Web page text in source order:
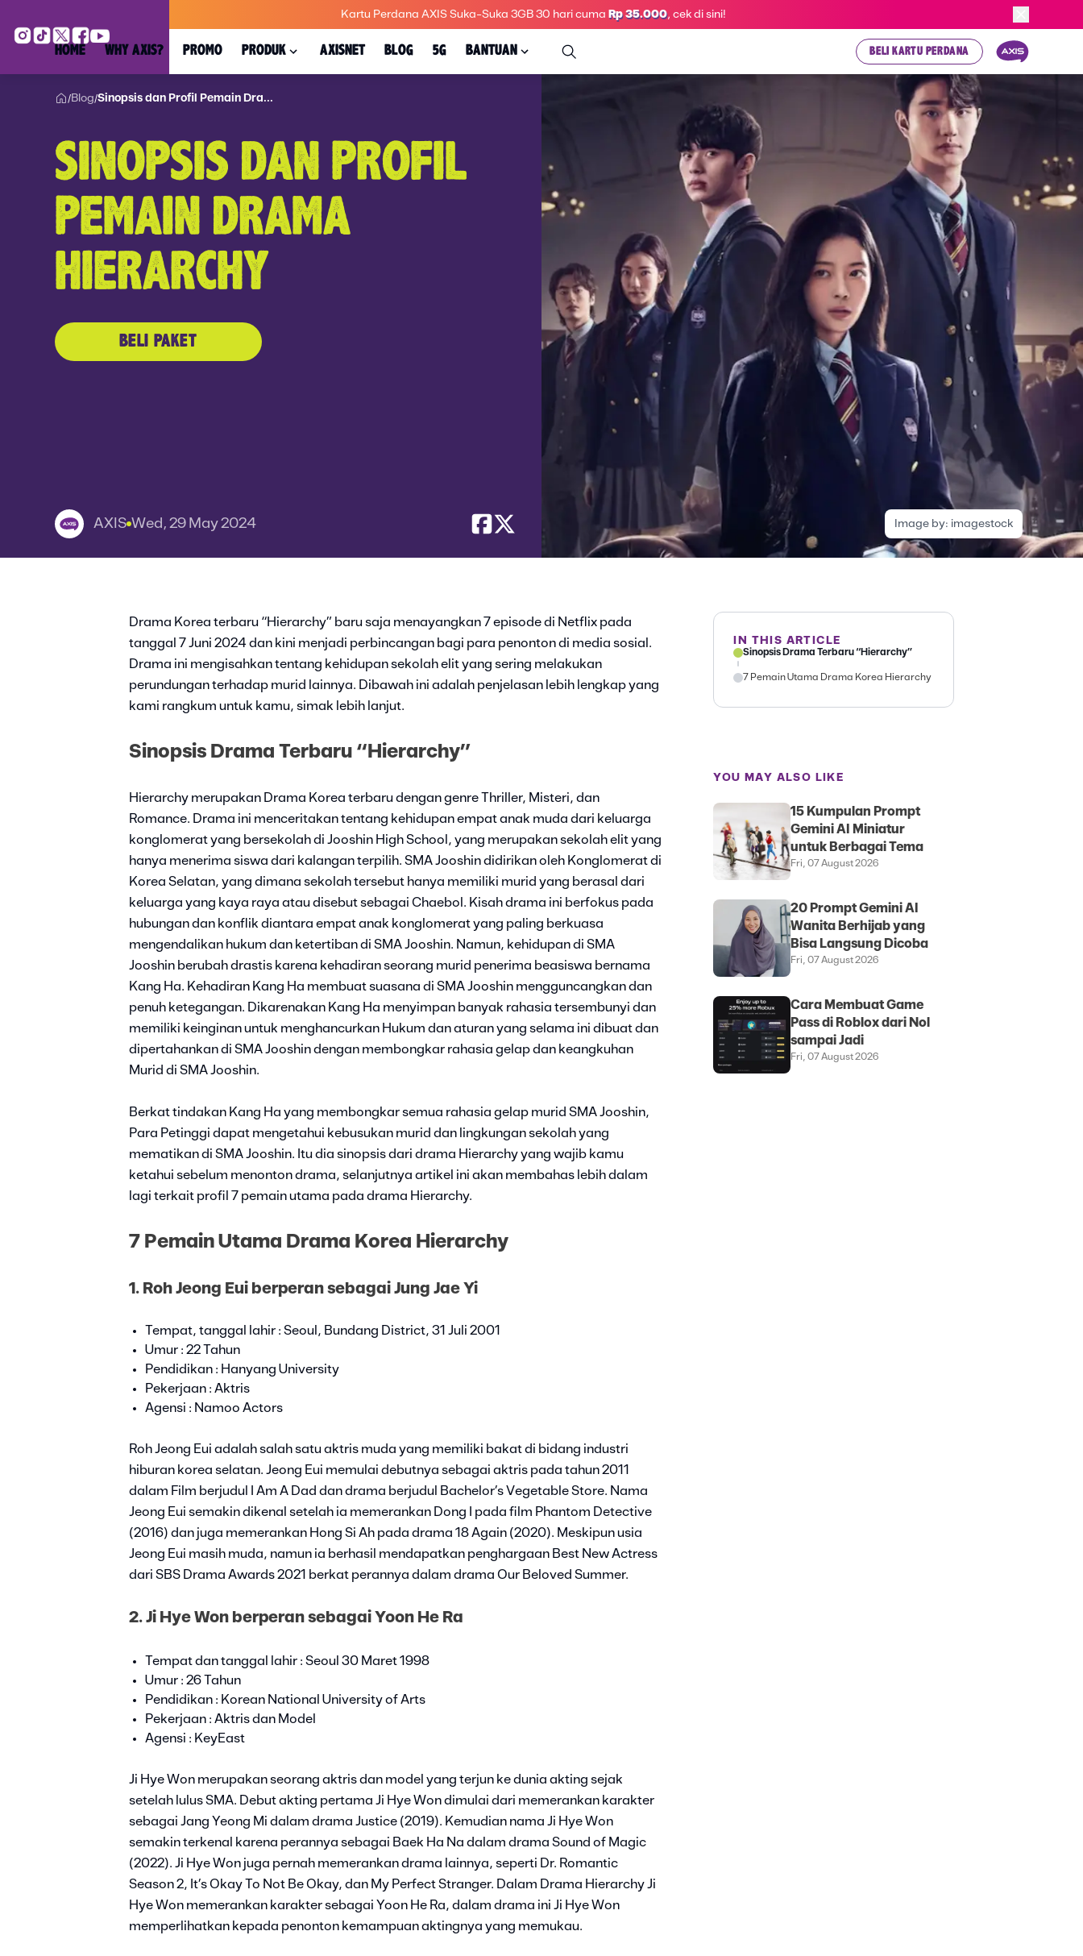
Kartu Perdana AXIS Suka-Suka 3GB 30 hari cuma Rp 35.000, cek di sini!
HOME WHY AXIS? PROMO PRODUK AXISNET BLOG 5G BANTUAN BELI KARTU PERDANA
/Blog/Sinopsis dan Profil Pemain Dra...
SINOPSIS DAN PROFIL
PEMAIN DRAMA
HIERARCHY
BELI PAKET
AXIS Wed, 29 May 2024 Image by: imagestock
Drama Korea terbaru “Hierarchy” baru saja menayangkan 7 episode di Netflix pada
tanggal 7 Juni 2024 dan kini menjadi perbincangan bagi para penonton di media sosial.
Drama ini mengisahkan tentang kehidupan sekolah elit yang sering melakukan
perundungan terhadap murid lainnya. Dibawah ini adalah penjelasan lebih lengkap yang
kami rangkum untuk kamu, simak lebih lanjut.
Sinopsis Drama Terbaru “Hierarchy”
Hierarchy merupakan Drama Korea terbaru dengan genre Thriller, Misteri, dan
Romance. Drama ini menceritakan tentang kehidupan empat anak muda dari keluarga
konglomerat yang bersekolah di Jooshin High School, yang merupakan sekolah elit yang
hanya menerima siswa dari kalangan terpilih. SMA Jooshin didirikan oleh Konglomerat di
Korea Selatan, yang dimana sekolah tersebut hanya memiliki murid yang berasal dari
keluarga yang kaya raya atau disebut sebagai Chaebol. Kisah drama ini berfokus pada
hubungan dan konflik diantara empat anak konglomerat yang paling berkuasa
mengendalikan hukum dan ketertiban di SMA Jooshin. Namun, kehidupan di SMA
Jooshin berubah drastis karena kehadiran seorang murid penerima beasiswa bernama
Kang Ha. Kehadiran Kang Ha membuat suasana di SMA Jooshin mengguncangkan dan
penuh ketegangan. Dikarenakan Kang Ha menyimpan banyak rahasia tersembunyi dan
memiliki keinginan untuk menghancurkan Hukum dan aturan yang selama ini dibuat dan
dipertahankan di SMA Jooshin dengan membongkar rahasia gelap dan keangkuhan
Murid di SMA Jooshin.
Berkat tindakan Kang Ha yang membongkar semua rahasia gelap murid SMA Jooshin,
Para Petinggi dapat mengetahui kebusukan murid dan lingkungan sekolah yang
mematikan di SMA Jooshin. Itu dia sinopsis dari drama Hierarchy yang wajib kamu
ketahui sebelum menonton drama, selanjutnya artikel ini akan membahas lebih dalam
lagi terkait profil 7 pemain utama pada drama Hierarchy.
7 Pemain Utama Drama Korea Hierarchy
1. Roh Jeong Eui berperan sebagai Jung Jae Yi
Tempat, tanggal lahir : Seoul, Bundang District, 31 Juli 2001
Umur : 22 Tahun
Pendidikan : Hanyang University
Pekerjaan : Aktris
Agensi : Namoo Actors
Roh Jeong Eui adalah salah satu aktris muda yang memiliki bakat di bidang industri
hiburan korea selatan. Jeong Eui memulai debutnya sebagai aktris pada tahun 2011
dalam Film berjudul I Am A Dad dan drama berjudul Bachelor’s Vegetable Store. Nama
Jeong Eui semakin dikenal setelah ia memerankan Dong I pada film Phantom Detective
(2016) dan juga memerankan Hong Si Ah pada drama 18 Again (2020). Meskipun usia
Jeong Eui masih muda, namun ia berhasil mendapatkan penghargaan Best New Actress
dari SBS Drama Awards 2021 berkat perannya dalam drama Our Beloved Summer.
2. Ji Hye Won berperan sebagai Yoon He Ra
Tempat dan tanggal lahir : Seoul 30 Maret 1998
Umur : 26 Tahun
Pendidikan : Korean National University of Arts
Pekerjaan : Aktris dan Model
Agensi : KeyEast
Ji Hye Won merupakan seorang aktris dan model yang terjun ke dunia akting sejak
setelah lulus SMA. Debut akting pertama Ji Hye Won dimulai dari memerankan karakter
sebagai Jang Yeong Mi dalam drama Justice (2019). Kemudian nama Ji Hye Won
semakin terkenal karena perannya sebagai Baek Ha Na dalam drama Sound of Magic
(2022). Ji Hye Won juga pernah memerankan drama lainnya, seperti Dr. Romantic
Season 2, It’s Okay To Not Be Okay, dan My Perfect Stranger. Dalam Drama Hierarchy Ji
Hye Won memerankan karakter sebagai Yoon He Ra, dalam drama ini Ji Hye Won
memperlihatkan kepada penonton kemampuan aktingnya yang memukau.
IN THIS ARTICLE
Sinopsis Drama Terbaru “Hierarchy”
7 Pemain Utama Drama Korea Hierarchy
YOU MAY ALSO LIKE
15 Kumpulan Prompt
Gemini AI Miniatur
untuk Berbagai Tema
Fri, 07 August 2026
20 Prompt Gemini AI
Wanita Berhijab yang
Bisa Langsung Dicoba
Fri, 07 August 2026
Cara Membuat Game
Pass di Roblox dari Nol
sampai Jadi
Fri, 07 August 2026